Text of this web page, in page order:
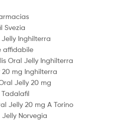
Svezia
Inghilterra
affidabile
Oral Jelly Inghilterra
mg Inghilterra
Jelly 20 mg
Jelly 20 mg A Torino
Norvegia